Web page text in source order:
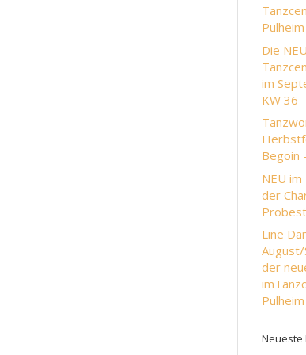
Pulheim
Die
im
KW 36
Begoin
NEU
der
Line
der
Pulheim
Neueste